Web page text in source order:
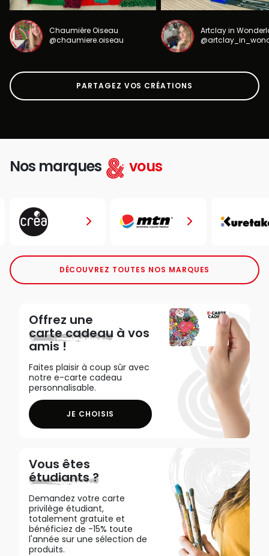
Chaumière Oiseau
@chaumiere.oiseau
Artclay in
PARTAGEZ VOS CRÉATIONS
Nos marques vous
DÉCOUVREZ TOUTES NOS MARQUES
Offrez une
carte cadeau à vos
amis !
Faites plaisir à coup sûr avec
notre e-carte cadeau
personnalisable.
JE CHOISIS
Vous êtes
étudiants ?
Demandez votre carte
privilège étudiant,
totalement gratuite et
bénéficiez de -15% toute
l'année sur une sélection de
produits.